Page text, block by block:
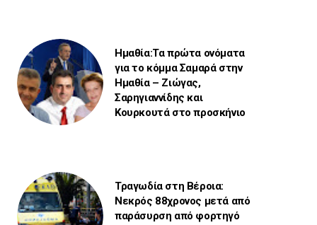
Ημαθία:Τα πρώτα ονόματα
για το κόμμα Σαμαρά στην
Ημαθία – Ζιώγας,
Σαρηγιαννίδης και
Κουρκουτά στο προσκήνιο
Τραγωδία στη Βέροια:
Νεκρός 88χρονος μετά από
παράσυρση από φορτηγό